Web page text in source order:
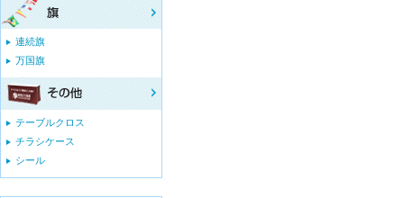
連続旗
万国旗
テーブルクロス
チラシケース
シール